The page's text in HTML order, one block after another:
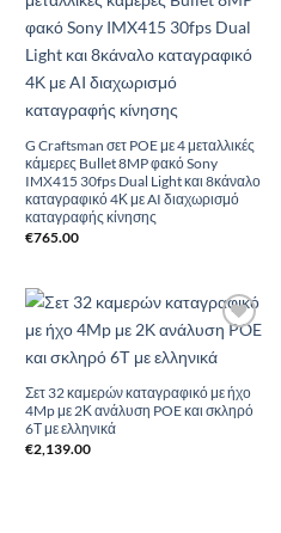
Wishlist
G Craftsman σετ POE με 4 μεταλλικές
κάμερες Bullet 8MP φακό Sony
IMX415 30fps Dual Light και 8κάναλο
καταγραφικό 4Κ με AI διαχωρισμό
καταγραφής κίνησης
€765.00
Add to
Wishlist
Σετ 32 καμερών καταγραφικό με ήχο
4Mp με 2Κ ανάλυση POE και σκληρό
6Τ με ελληνικά
€2,139.00